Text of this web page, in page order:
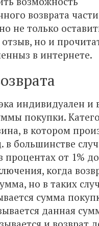
возврата
не только
но и
в интернете.
индивидуален и
покупки.
в котором
в большинстве
процентах от 1%
когда
но в таких
сумма
данная